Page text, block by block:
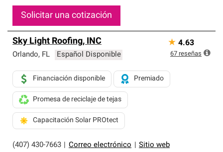
Solicitar una cotización
Sky Light Roofing, INC
Orlando, FL Español Disponible
(407) 430-7663 Correo electrónico Sitio web
Financiación disponible Premiado
Promesa de reciclaje de tejas
Capacitación Solar PROtect
★ 4.63
67 reseñas